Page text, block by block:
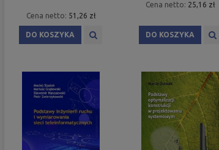
Cena netto: 51,26 zł
DO KOSZYKA
Cena netto: 25,16 zł
DO KOSZYKA